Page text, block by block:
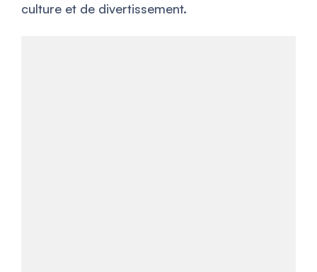
culture et de divertissement.